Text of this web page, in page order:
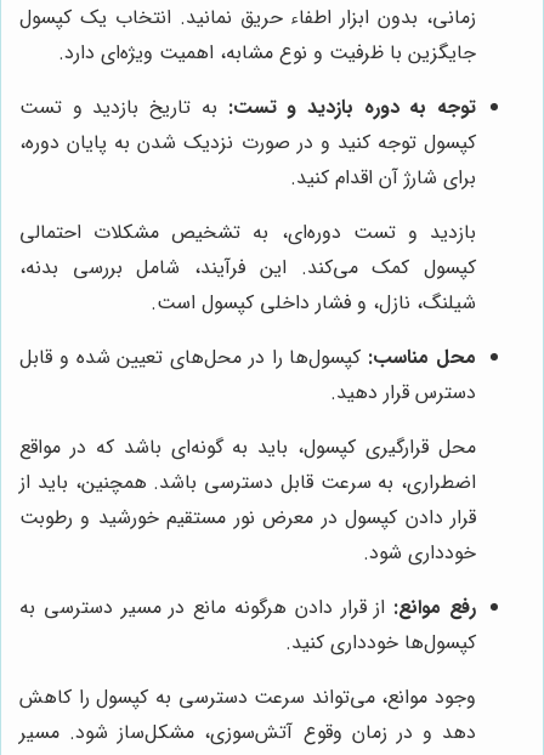
زمانی، بدون ابزار اطفاء حریق نمانید. انتخاب یک کپسول
جایگزین با ظرفیت و نوع مشابه، اهمیت ویژه‌ای دارد.
توجه به دوره بازدید و تست: به تاریخ بازدید و تست
کپسول توجه کنید و در صورت نزدیک شدن به پایان دوره،
برای شارژ آن اقدام کنید.
بازدید و تست دوره‌ای، به تشخیص مشکلات احتمالی
کپسول کمک می‌کند. این فرآیند، شامل بررسی بدنه،
شیلنگ، نازل، و فشار داخلی کپسول است.
محل مناسب: کپسول‌ها را در محل‌های تعیین شده و قابل
دسترس قرار دهید.
محل قرارگیری کپسول، باید به گونه‌ای باشد که در مواقع
اضطراری، به سرعت قابل دسترسی باشد. همچنین، باید از
قرار دادن کپسول در معرض نور مستقیم خورشید و رطوبت
خودداری شود.
رفع موانع: از قرار دادن هرگونه مانع در مسیر دسترسی به
کپسول‌ها خودداری کنید.
وجود موانع، می‌تواند سرعت دسترسی به کپسول را کاهش
دهد و در زمان وقوع آتش‌سوزی، مشکل‌ساز شود. مسیر